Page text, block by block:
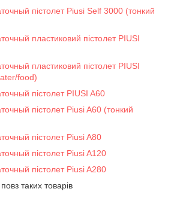
пістолет Piusi Self 3000 (тонкий
пластиковий пістолет PIUSI
пластиковий пістолет PIUSI
food)
пістолет PIUSI A60
пістолет Piusi A60 (тонкий
пістолет Piusi A80
пістолет Piusi A120
пістолет Piusi A280
таких товарів